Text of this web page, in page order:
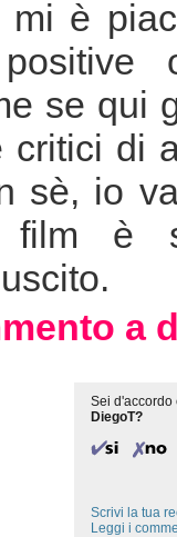
è
se qui
critici di
sè, io
è
a
Sei d'accordo
DiegoT?
Scrivi la tua
Leggi i